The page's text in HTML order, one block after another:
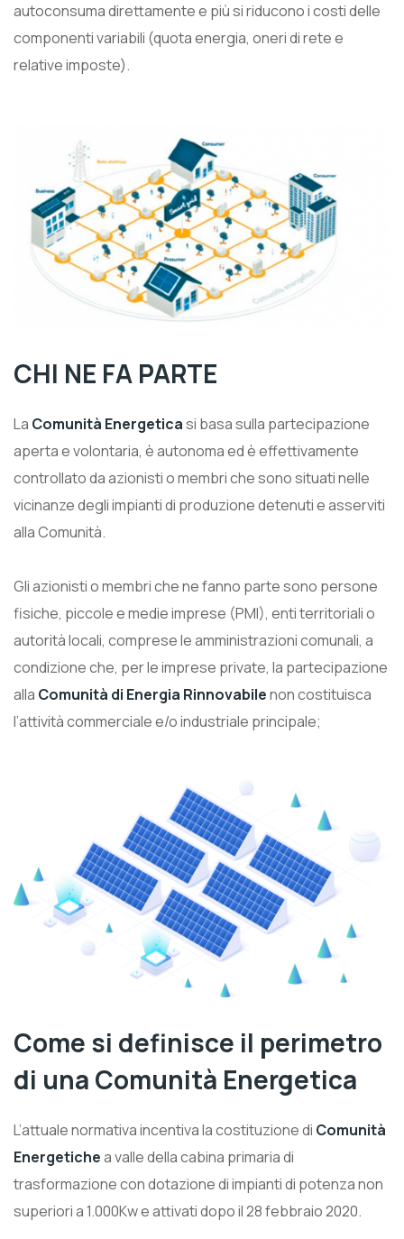
autoconsuma direttamente e più si riducono i costi delle
componenti variabili (quota energia, oneri di rete e
relative imposte).
CHI NE FA PARTE
La Comunità Energeticasi basa sulla partecipazione
aperta e volontaria, è autonoma ed è effettivamente
controllato da azionisti o membri che sono situati nelle
vicinanze degli impianti di produzione detenuti e asserviti
alla Comunità.
Gli azionisti o membri che ne fanno parte sono persone
fisiche, piccole e medie imprese (PMI), enti territoriali o
autorità locali, comprese le amministrazioni comunali, a
condizione che, per le imprese private, la partecipazione
alla Comunità di Energia Rinnovabilenon costituisca
l’attività commerciale e/o industriale principale;
Come si definisce il perimetro
di una Comunità Energetica
L’attuale normativa incentiva la costituzione di Comunità
Energetichea valle della cabina primaria di
trasformazione con dotazione di impianti di potenza non
superiori a 1.000Kw e attivati dopo il 28 febbraio 2020.